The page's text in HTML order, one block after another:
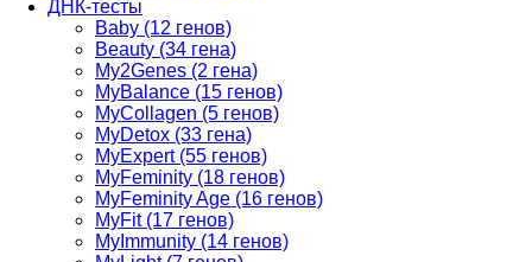
ДНК-тесты
Baby (12 генов)
Beauty (34 гена)
My2Genes (2 гена)
MyBalance (15 генов)
MyCollagen (5 генов)
MyDetox (33 гена)
MyExpert (55 генов)
MyFeminity (18 генов)
MyFeminity Age (16 генов)
MyFit (17 генов)
MyImmunity (14 генов)